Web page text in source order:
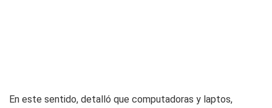
En este sentido, detalló que computadoras y laptos,